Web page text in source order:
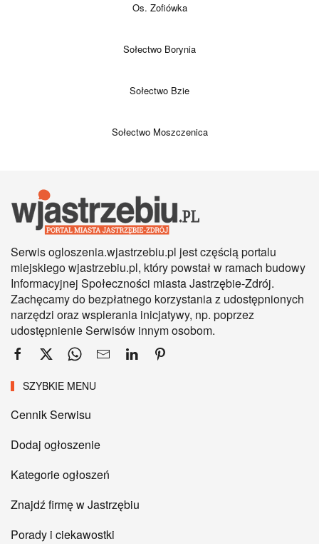
Os. Zofiówka
Sołectwo Borynia
Sołectwo Bzie
Sołectwo Moszczenica
Serwis ogloszenia.wjastrzebiu.pl jest częścią portalu
miejskiego wjastrzebiu.pl, który powstał w ramach budowy
Informacyjnej Społeczności miasta Jastrzębie-Zdrój.
Zachęcamy do bezpłatnego korzystania z udostępnionych
narzędzi oraz wspierania inicjatywy, np. poprzez
udostępnienie Serwisów innym osobom.
SZYBKIE MENU
Cennik Serwisu
Dodaj ogłoszenie
Kategorie ogłoszeń
Znajdź firmę w Jastrzębiu
Porady i ciekawostki